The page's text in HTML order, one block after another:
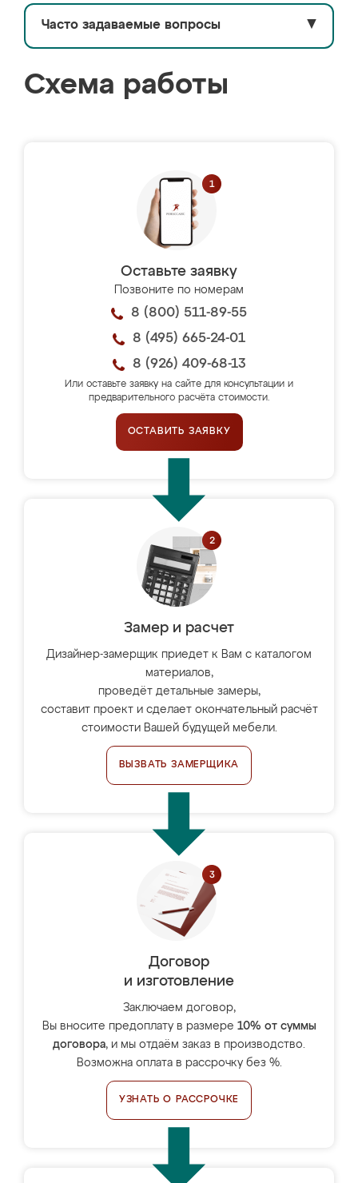
Часто задаваемые вопросы ▼
Схема работы
Оставьте заявку
Позвоните по номерам
8 (800) 511-89-55
8 (495) 665-24-01
8 (926) 409-68-13
Или оставьте заявку на сайте для консультации и
предварительного расчёта стоимости.
ОСТАВИТЬ ЗАЯВКУ
Замер и расчет
Дизайнер-замерщик приедет к Вам с каталогом
материалов,
проведёт детальные замеры,
составит проект и сделает окончательный расчёт
стоимости Вашей будущей мебели.
ВЫЗВАТЬ ЗАМЕРЩИКА
Договор
и изготовление
Заключаем договор,
Вы вносите предоплату в размере 10% от суммы
договора, и мы отдаём заказ в производство.
Возможна оплата в рассрочку без %.
УЗНАТЬ О РАССРОЧКЕ